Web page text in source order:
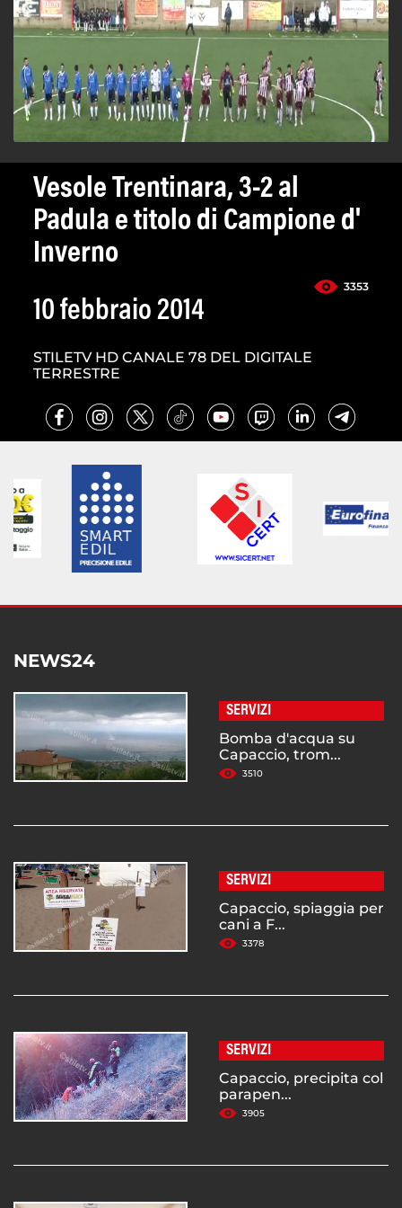
Vesole Trentinara, 3-2 al
Padula e titolo di Campione d'
Inverno
3353
10 febbraio 2014
STILETV HD CANALE 78 DEL DIGITALE
TERRESTRE
NEWS24
SERVIZI
Bomba d'acqua su
Capaccio, trom...
3510
SERVIZI
Capaccio, spiaggia per
cani a F...
3378
SERVIZI
Capaccio, precipita col
parapen...
3905